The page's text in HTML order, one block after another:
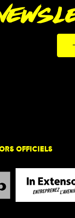
OFFICIELS